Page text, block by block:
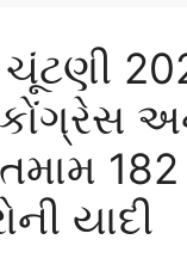
182
યાદી